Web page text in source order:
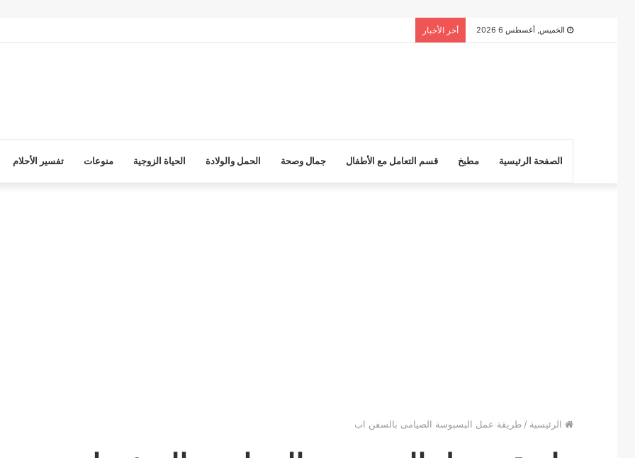
الخميس, أغسطس 6 2026 أخر الأخبار
الصفحة الرئيسية مطبخ قسم التعامل مع الأطفال جمال وصحة الحمل والولادة الحياة الزوجية منوعات تفسير الأحلام
الرئيسية / طريقة عمل البسبوسة الصيامى بالسفن اب